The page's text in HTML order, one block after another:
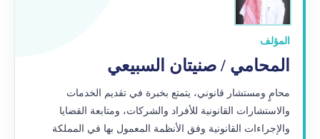
المؤلف
المحامي / صنيتان السبيعي
محامٍ ومستشار قانوني، يتمتع بخبرة في تقديم الخدمات
والاستشارات القانونية للأفراد والشركات، ومتابعة القضايا
والإجراءات القانونية وفق الأنظمة المعمول بها في المملكة